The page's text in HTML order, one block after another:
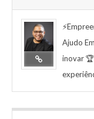
Ajudo
inovar